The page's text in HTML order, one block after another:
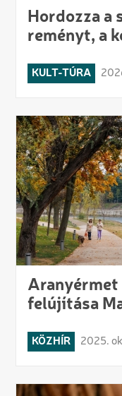
Hordozza a
reményt, a
KULT-TÚRA
felújítása
KÖZHÍR 2025.